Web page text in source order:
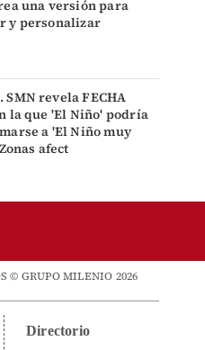
una versión para
y personalizar
SMN revela FECHA
la que 'El Niño' podría
a 'El Niño muy
afect
© GRUPO MILENIO 2026
Directorio